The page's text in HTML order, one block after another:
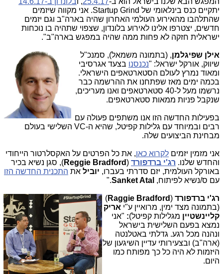
יתקיים כנס בינלאומי של Startup Grind. אני מקווה שיזמים
שהתלהבו מהאירוע העולמי האחרון שהיה בארה"ב וגם יזמים
חדשים, יצטרפו אלינו לאירוע בלונדון, שצפוי שתהיה בו נוכחות
ישראלית חזקה לא פחות ממה שהיה במפגש בארה"ב".
אילן שפיגלמן, (בתמונה משמאל), סמנכ"ל
שיווק, אורקל ישראל: "נכנסנו בצעד אגרסיבי
ומאוד נמרץ לעולם הסטארטאפים הישראלי.
בכמה ימים מאז שפתחנו את ההרשמה כבר
נרשמו מעל ל-40 סטארטאפים ואנו מעריכים,
שנקבל פניות ממאות סטארטאפים.
בפעילות החדשה הזו אנו משתפים פעולה עם
רבים ובמיוחד עם גלילות קפיטל, שהיא ה-VC השלישי בעולם
מבחינת הביצועים שלה.
אני מזמין יזמים לקרוא כאן, את כל הפרטים על האקסלרטור הייחודי
והחדש שלנו. רג'י ברדפורד (
Reggie Bradford), סגן נשיא בכיר
באורקל העולמית, יזם סדרתי בעברו, יוביל את התכנית החדשה הזו
עם ס/נשיא לפיתוח, Sanket Atal
."
רג'י ברדפורד (
Raggie Bradford
)
(בתמונה מצד ימין, מרואיין ע"י אריק
קליינשטיין מגלילות קפיטל): "אני
נמצא בפעם השלישית בישראל
ונהנה מכל רגע. גדלתי באטלנטה
(ארה"ב) ובצעירותי עדיין השיגעון של
היזמות לא היה כל כך מפותח כמו
היום.